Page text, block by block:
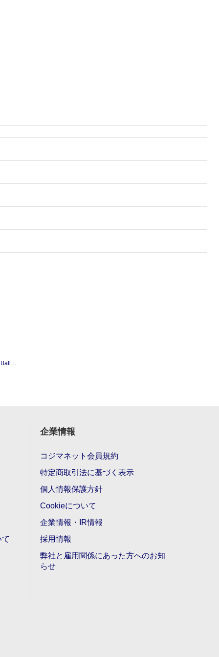
企業情報
コジマネット会員規約
特定商取引法に基づく表示
個人情報保護方針
Cookieについて
企業情報・IR情報
採用情報
弊社と雇用関係にあった方へのお知
らせ